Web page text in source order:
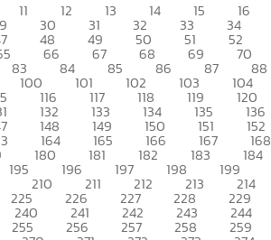
11 12 13 14 15 16
30 31 32 33 34
48 49 50 51 52
66 67 68 69 70
83 84 85 86 87 88
100 101 102 103 104
116 117 118 119 120
132 133 134 135 136
148 149 150 151 152
164 165 166 167 168
180 181 182 183 184
195 196 197 198 199
210 211 212 213 214
225 226 227 228 229
240 241 242 243 244
255 256 257 258 259